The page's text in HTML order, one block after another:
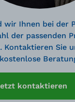
wir Ihnen bei der
der passenden
Kontaktieren Sie
kostenlose
kontaktieren